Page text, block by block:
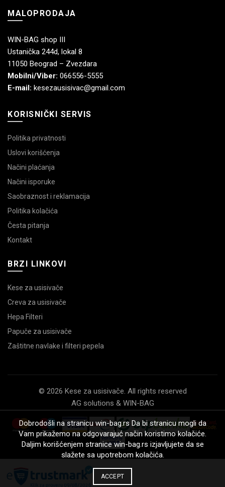
MALOPRODAJA
WIN-BAG shop III
Ustanička 244d, lokal 8
11050 Beograd – Zvezdara
Mobilni/Viber: 066556-5555
E-mail: kesezausisivac@gmail.com
KORISNIČKI SERVIS
Politika privatnosti
Uslovi korišćenja
Načini plaćanja
Načini isporuke
Saobraznost i reklamacija
Politika kolačića
Česta pitanja
Kontakt
BRZI LINKOVI
Kese za usisivače
Creva za usisivače
Hepa Filteri
Papuče za usisivače
Zaštitne navlake i filteri pepela
© 2026 Kese za usisivače. All rights reserved
AG solutions & WIN-BAG
Dobrodošli na stranicu win-bag.rs Da bi stranicu mogli da
Vam prikažemo na odgovarajuć način koristimo kolačiće.
Daljim korišćenjem stranice win-bag.rs izjavljujete da se
slažete sa upotrebom kolačića.
ACCEPT